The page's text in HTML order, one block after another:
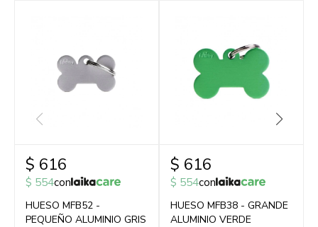
$ 616
$ 554con
HUESO MFB52 -
PEQUEÑO ALUMINIO GRIS
$ 616
$ 554con
HUESO MFB38 - GRANDE
ALUMINIO VERDE